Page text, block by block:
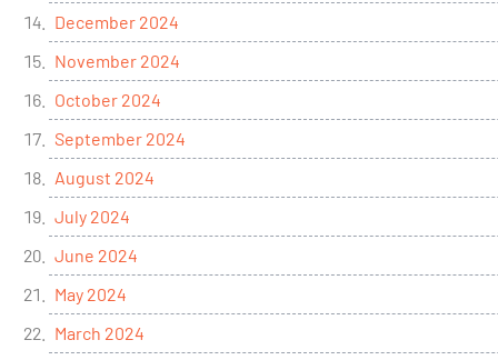
December 2024
November 2024
October 2024
September 2024
August 2024
July 2024
June 2024
May 2024
March 2024